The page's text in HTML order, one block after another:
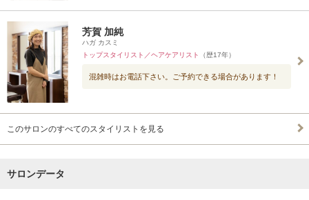
芳賀 加純
ハガ カスミ
トップスタイリスト／ヘアケアリスト
（歴17年）
混雑時はお電話下さい。ご予約できる場合があります！
このサロンのすべてのスタイリストを見る
サロンデータ